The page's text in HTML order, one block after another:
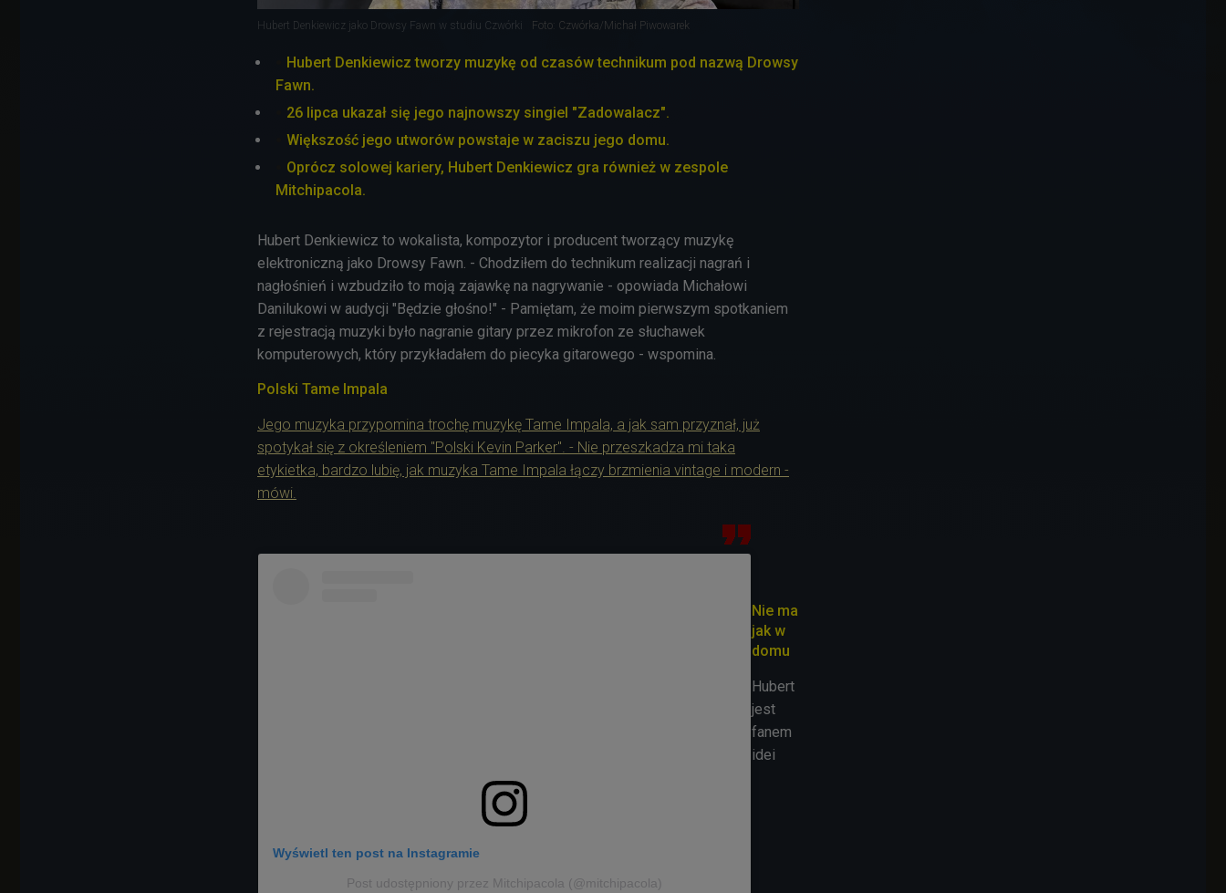
Hubert Denkiewicz jako Drowsy Fawn w studiu Czwórki Foto: Czwórka/Michał Piwowarek
Hubert Denkiewicz tworzy muzykę od czasów technikum pod nazwą Drowsy
Fawn.
26 lipca ukazał się jego najnowszy singiel "Zadowalacz".
Większość jego utworów powstaje w zaciszu jego domu.
Oprócz solowej kariery, Hubert Denkiewicz gra również w zespole
Mitchipacola.
Hubert Denkiewicz to wokalista, kompozytor i producent tworzący muzykę
elektroniczną jako Drowsy Fawn. - Chodziłem do technikum realizacji nagrań i
nagłośnień i wzbudziło to moją zajawkę na nagrywanie - opowiada Michałowi
Danilukowi w audycji "Będzie głośno!" - Pamiętam, że moim pierwszym spotkaniem
z rejestracją muzyki było nagranie gitary przez mikrofon ze słuchawek
komputerowych, który przykładałem do piecyka gitarowego - wspomina.
Polski Tame Impala
Jego muzyka przypomina trochę muzykę Tame Impala, a jak sam przyznał, już
spotykał się z określeniem "Polski Kevin Parker". - Nie przeszkadza mi taka
etykietka, bardzo lubię, jak muzyka Tame Impala łączy brzmienia vintage i modern -
mówi.
Wyświetl ten post na Instagramie
Post udostępniony przez Mitchipacola (@mitchipacola)
Nie ma
jak w
domu
Hubert
jest
fanem
idei